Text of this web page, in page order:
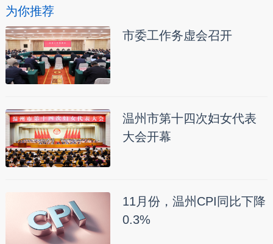
为你推荐
市委工作务虚会召开
温州市第十四次妇女代表
大会开幕
11月份，温州CPI同比下降
0.3%